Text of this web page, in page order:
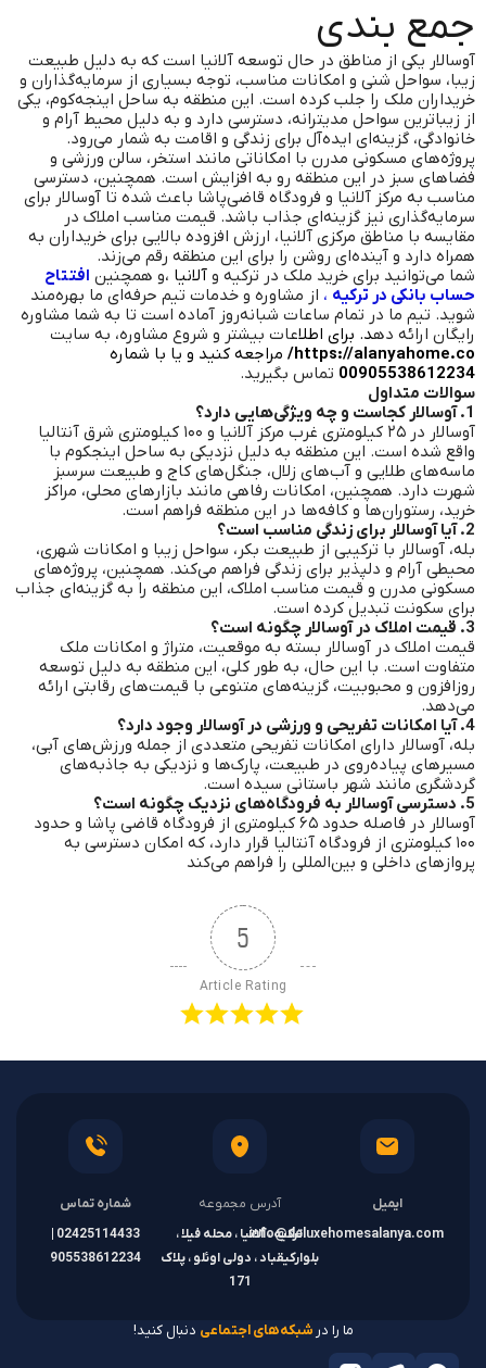
جمع بندی
آوسالار یکی از مناطق در حال توسعه آلانیا است که به دلیل طبیعت
زیبا، سواحل شنی و امکانات مناسب، توجه بسیاری از سرمایه‌گذاران و
خریداران ملک را جلب کرده است. این منطقه به ساحل اینجه‌کوم، یکی
از زیباترین سواحل مدیترانه، دسترسی دارد و به دلیل محیط آرام و
خانوادگی، گزینه‌ای ایده‌آل برای زندگی و اقامت به شمار می‌رود.
پروژه‌های مسکونی مدرن با امکاناتی مانند استخر، سالن ورزشی و
فضاهای سبز در این منطقه رو به افزایش است. همچنین، دسترسی
مناسب به مرکز آلانیا و فرودگاه قاضی‌پاشا باعث شده تا آوسالار برای
سرمایه‌گذاری نیز گزینه‌ای جذاب باشد. قیمت مناسب املاک در
مقایسه با مناطق مرکزی آلانیا، ارزش افزوده بالایی برای خریداران به
همراه دارد و آینده‌ای روشن را برای این منطقه رقم می‌زند.
شما می‌توانید برای خرید ملک در ترکیه و آلانیا ،و همچنین افتتاح
حساب بانکی در ترکیه ، از مشاوره و خدمات تیم حرفه‌ای ما بهره‌مند
شوید. تیم ما در تمام ساعات شبانه‌روز آماده است تا به شما مشاوره
رایگان ارائه دهد. برای اطلاعات بیشتر و شروع مشاوره، به سایت
https://alanyahome.co/ مراجعه کنید و یا با شماره
00905538612234 تماس بگیرید.
سوالات متداول
1. آوسالار کجاست و چه ویژگی‌هایی دارد؟
آوسالار در ۲۵ کیلومتری غرب مرکز آلانیا و ۱۰۰ کیلومتری شرق آنتالیا
واقع شده است. این منطقه به دلیل نزدیکی به ساحل اینجکوم با
ماسه‌های طلایی و آب‌های زلال، جنگل‌های کاج و طبیعت سرسبز
شهرت دارد. همچنین، امکانات رفاهی مانند بازارهای محلی، مراکز
خرید، رستوران‌ها و کافه‌ها در این منطقه فراهم است.
2. آیا آوسالار برای زندگی مناسب است؟
بله، آوسالار با ترکیبی از طبیعت بکر، سواحل زیبا و امکانات شهری،
محیطی آرام و دلپذیر برای زندگی فراهم می‌کند. همچنین، پروژه‌های
مسکونی مدرن و قیمت مناسب املاک، این منطقه را به گزینه‌ای جذاب
برای سکونت تبدیل کرده است.
3. قیمت املاک در آوسالار چگونه است؟
قیمت املاک در آوسالار بسته به موقعیت، متراژ و امکانات ملک
متفاوت است. با این حال، به طور کلی، این منطقه به دلیل توسعه
روزافزون و محبوبیت، گزینه‌های متنوعی با قیمت‌های رقابتی ارائه
می‌دهد.
4. آیا امکانات تفریحی و ورزشی در آوسالار وجود دارد؟
بله، آوسالار دارای امکانات تفریحی متعددی از جمله ورزش‌های آبی،
مسیرهای پیاده‌روی در طبیعت، پارک‌ها و نزدیکی به جاذبه‌های
گردشگری مانند شهر باستانی سیده است.
5. دسترسی آوسالار به فرودگاه‌های نزدیک چگونه است؟
آوسالار در فاصله حدود ۶۵ کیلومتری از فرودگاه قاضی پاشا و حدود
۱۰۰ کیلومتری از فرودگاه آنتالیا قرار دارد، که امکان دسترسی به
پروازهای داخلی و بین‌المللی را فراهم می‌کند
5
Article Rating
ما را در شبکه‌های اجتماعی دنبال کنید!
شماره تماس
905538612234
آدرس مجموعه
ترکیه ، آلانیا ، محله فیلا ،
بلوارکیقباد ، دولی اوئلو ، پلاک
171
ایمیل
info@deluxehomesalanya.com